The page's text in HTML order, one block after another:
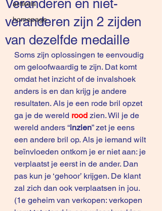
artikels
homepage
Veranderen en niet-
veranderen zijn 2 zijden
van dezelfde medaille
Soms zijn oplossingen te eenvoudig
om geloofwaardig te zijn. Dat komt
omdat het inzicht of de invalshoek
anders is en dan krijg je andere
resultaten. Als je een rode bril opzet
ga je de wereld rood zien. Wil je de
wereld anders “inzien” zet je eens
een andere bril op. Als je iemand wilt
beïnvloeden ontkom je er niet aan: je
verplaatst je eerst in de ander. Dan
pas kun je ‘gehoor’ krijgen. De klant
zal zich dan ook verplaatsen in jou.
(1e geheim van verkopen: verkopen